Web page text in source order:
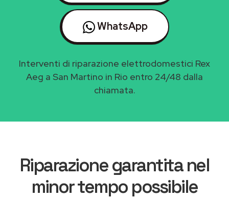
WhatsApp
Interventi di riparazione elettrodomestici Rex
Aeg a San Martino in Rio entro 24/48 dalla
chiamata.
Riparazione garantita nel
minor tempo possibile